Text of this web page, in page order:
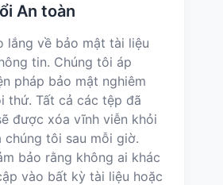
An toàn
lắng về bảo mật tài liệu
tin. Chúng tôi áp
pháp bảo mật nghiêm
thứ. Tất cả các tệp đã
được xóa vĩnh viễn khỏi
chúng tôi sau mỗi giờ.
bảo rằng không ai khác
vào bất kỳ tài liệu hoặc